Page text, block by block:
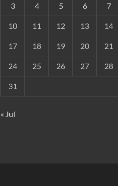
3 4 5 6 7
10 11 12 13 14
17 18 19 20 21
24 25 26 27 28
31
« Jul